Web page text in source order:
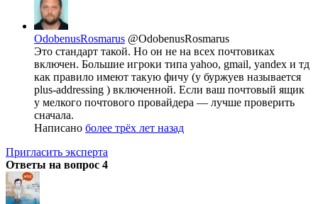
OdobenusRosmarus @OdobenusRosmarus
Это стандарт такой. Но он не на всех почтовиках
включен. Большие игроки типа yahoo, gmail, yandex и тд
как правило имеют такую фичу (у буржуев называется
plus-addressing ) включенной. Если ваш почтовый ящик
у мелкого почтового провайдера — лучше проверить
сначала.
Написано более трёх лет назад
Пригласить эксперта
Ответы на вопрос 4